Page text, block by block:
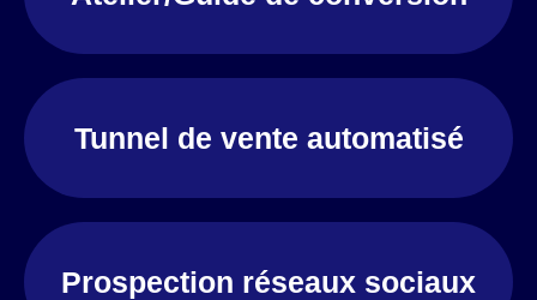
Tunnel de vente automatisé
Prospection réseaux sociaux